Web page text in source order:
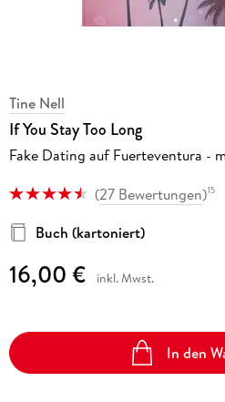
Tine Nell
If You Stay Too Long
Fake Dating auf Fuerteventura -
(27 Bewertungen)15
Buch (kartoniert)
16,00 € inkl. Mwst.
In den